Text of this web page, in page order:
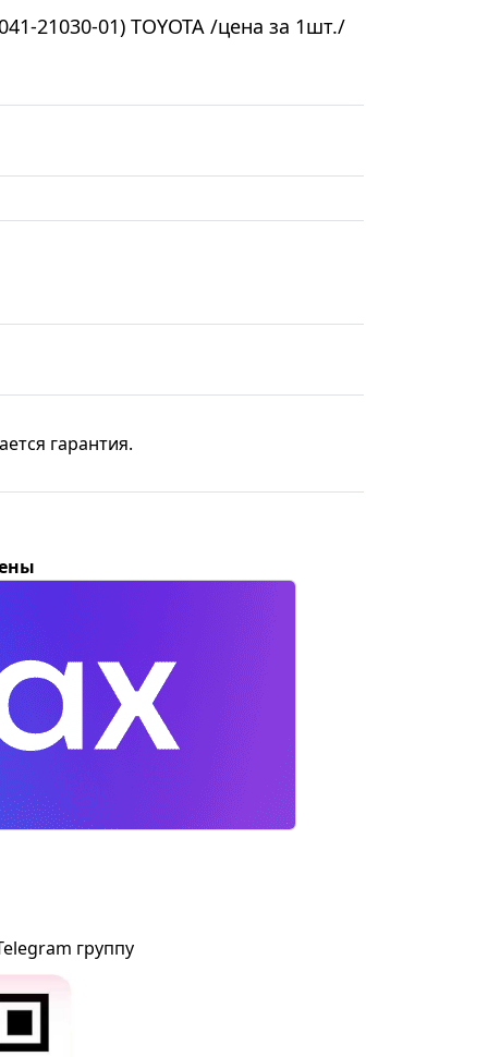
21030-01) TOYOTA /цена за 1шт./
гарантия.
группу